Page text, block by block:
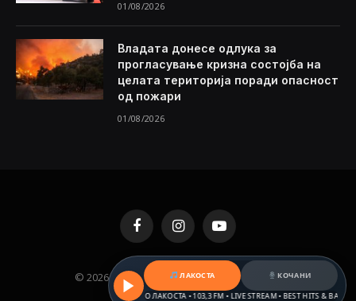
01/08/2026
Владата донесе одлука за
прогласување кризна состојба на
целата територија поради опасност
од пожари
01/08/2026
FacebookInstagramYouTube
© 2026 KAMENICA.MK. Designed by MKNET.
ЛАКОСТА
КОЧАНИ
РАДИО ЛАКОСТА • 103,3 FM • LIVE STREAM • BEST HITS & BALKAN